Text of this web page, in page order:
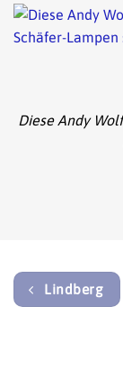
Diese Andy
Lindberg